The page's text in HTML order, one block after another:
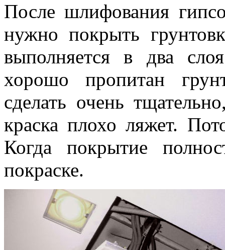
После шлифования
нужно покрыть
выполняется в два
хорошо пропитан
сделать очень
краска плохо ляжет.
Когда покрытие
покраске.